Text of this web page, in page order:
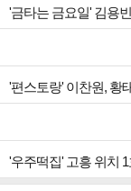
'금타는 금요일' 김용
'우주떡집' 고흥 위치